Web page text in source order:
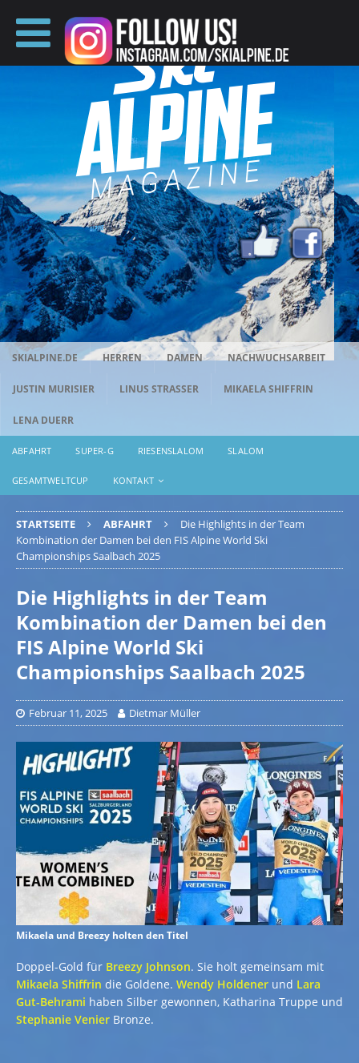
SKIALPINE.DE HERREN DAMEN NACHWUCHSARBEIT
JUSTIN MURISIER LINUS STRASSER MIKAELA SHIFFRIN
LENA DUERR
ABFAHRT SUPER-G RIESENSLALOM SLALOM
GESAMTWELTCUP KONTAKT
STARTSEITE ABFAHRT
Die Highlights in der Team
Kombination der Damen bei den FIS Alpine World Ski
Championships Saalbach 2025
Die Highlights in der Team
Kombination der Damen bei den
FIS Alpine World Ski
Championships Saalbach 2025
Februar 11, 2025 Dietmar Müller
Mikaela und Breezy holten den Titel
Doppel-Gold für Breezy Johnson. Sie holt gemeinsam mit
Mikaela Shiffrin die Goldene. Wendy Holdener und Lara
Gut-Behrami haben Silber gewonnen, Katharina Truppe und
Stephanie Venier Bronze.